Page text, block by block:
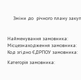
Зміни до річного плану
Найменування замовника:
Місцезнаходження замовника:
Код згідно ЄДРПОУ замовника:
Категорія замовника: